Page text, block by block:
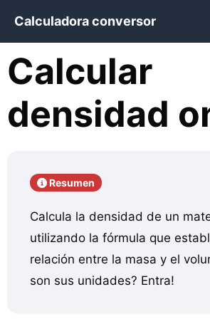
contenido
Calculadora conversor
Calcular
densidad
Resumen
Calcula la densidad de un
utilizando la fórmula que
relación entre la masa y el
son sus unidades? Entra!